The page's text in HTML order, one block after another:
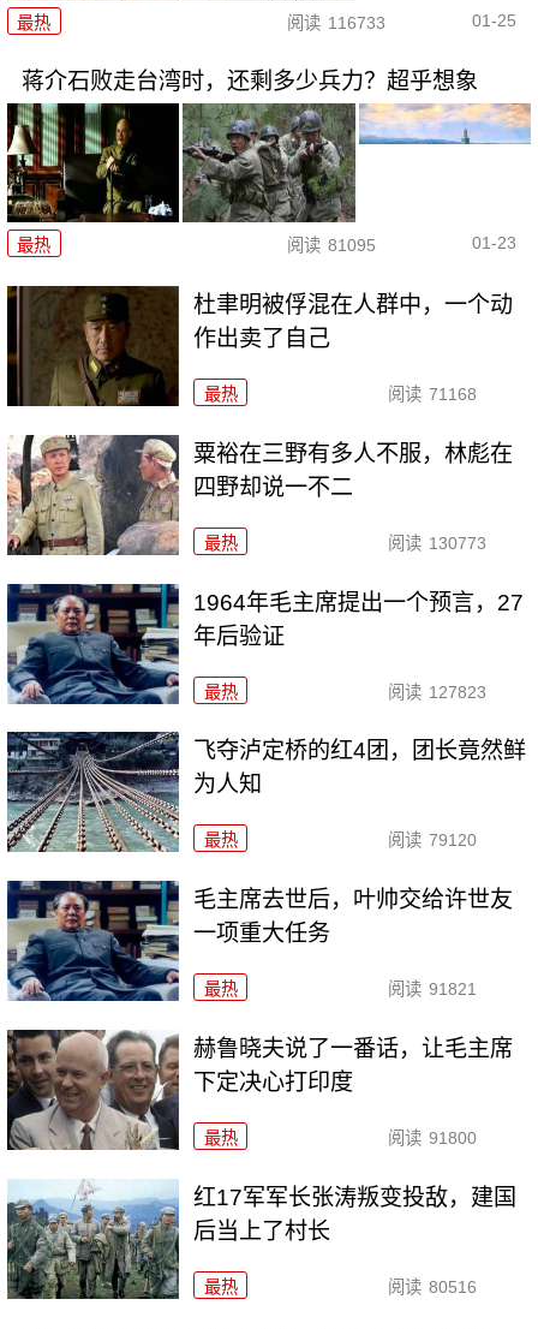
最热 阅读 116733 01-25
蒋介石败走台湾时，还剩多少兵力？超乎想象
最热 阅读 81095 01-23
杜聿明被俘混在人群中，一个动
作出卖了自己
最热 阅读 71168
粟裕在三野有多人不服，林彪在
四野却说一不二
最热 阅读 130773
1964年毛主席提出一个预言，27
年后验证
最热 阅读 127823
飞夺泸定桥的红4团，团长竟然鲜
为人知
最热 阅读 79120
毛主席去世后，叶帅交给许世友
一项重大任务
最热 阅读 91821
赫鲁晓夫说了一番话，让毛主席
下定决心打印度
最热 阅读 91800
红17军军长张涛叛变投敌，建国
后当上了村长
最热 阅读 80516